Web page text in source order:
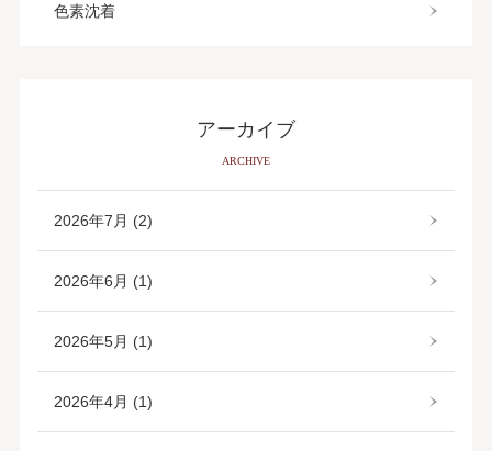
色素沈着
アーカイブ
ARCHIVE
2026年7月 (2)
2026年6月 (1)
2026年5月 (1)
2026年4月 (1)